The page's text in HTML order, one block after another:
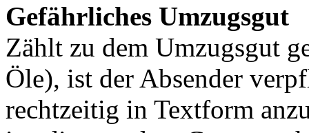
Gefährliches Umzugsgut
Zählt zu dem Umzugsgut
Öle), ist der Absender
rechtzeitig in Textform